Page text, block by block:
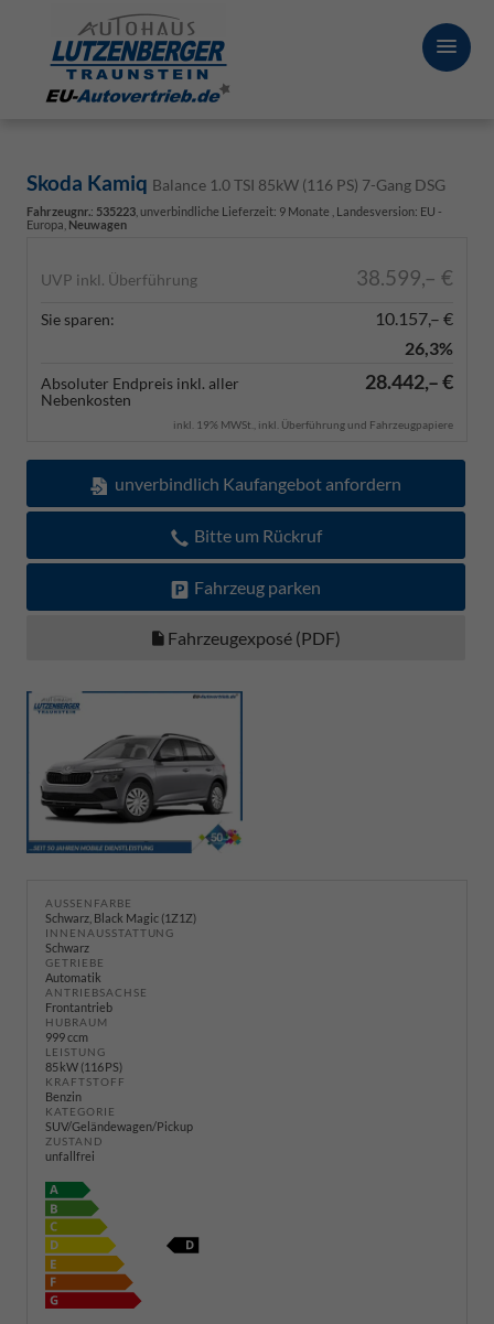
Skoda Kamiq Balance 1.0 TSI 85kW (116 PS) 7-Gang DSG
Fahrzeugnr.: 535223 , unverbindliche Lieferzeit: 9 Monate , Landesversion: EU -
Europa, Neuwagen
UVP inkl. Überführung 38.599,– €
Sie sparen:
10.157,– €
26,3%
Absoluter Endpreis inkl. aller
Nebenkosten
28.442,– €
inkl. 19% MWSt., inkl. Überführung und Fahrzeugpapiere
unverbindlich Kaufangebot anfordern
Bitte um Rückruf
Fahrzeug parken
Fahrzeugexposé (PDF)
AUSSENFARBE
Schwarz, Black Magic (1Z1Z)
INNENAUSSTATTUNG
Schwarz
GETRIEBE
Automatik
ANTRIEBSACHSE
Frontantrieb
HUBRAUM
999 ccm
LEISTUNG
85 kW (116 PS)
KRAFTSTOFF
Benzin
KATEGORIE
SUV/Geländewagen/Pickup
ZUSTAND
unfallfrei